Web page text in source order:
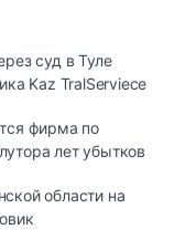
суд в Туле
Kaz TralServiece
фирма по
лет убытков
области на